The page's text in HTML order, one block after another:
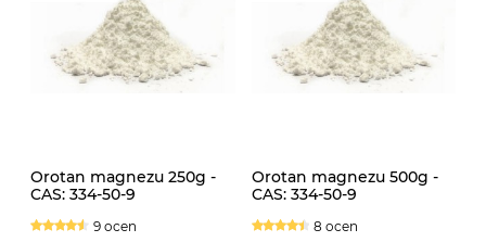
Orotan magnezu 250g -
CAS: 334-50-9
9 ocen
Orotan magnezu 500g -
CAS: 334-50-9
8 ocen